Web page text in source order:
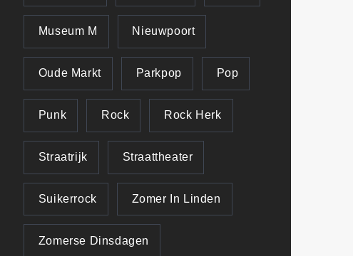
Museum M Nieuwpoort
Oude Markt Parkpop Pop
Punk Rock Rock Herk
Straatrijk Straattheater
Suikerrock Zomer In Linden
Zomerse Dinsdagen